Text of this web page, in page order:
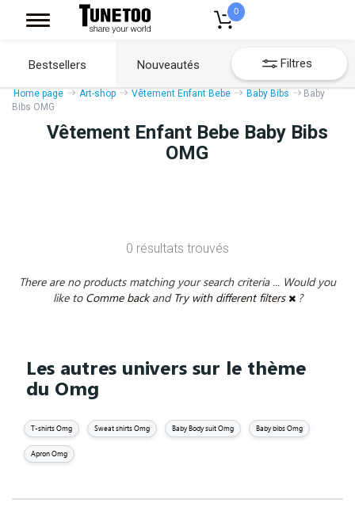
0
Bestsellers Nouveautés Filtres
Home page Art-shop Vêtement Enfant Bebe Baby Bibs
Baby
Bibs OMG
Vêtement Enfant Bebe Baby Bibs
OMG
0 résultats trouvés
There are no products matching your search criteria ... Would you
like to Comme back and Try with different filters ?
Les autres univers sur le thème
du Omg
T-shirts Omg Sweat shirts Omg Baby Body suit Omg Baby bibs Omg
Apron Omg